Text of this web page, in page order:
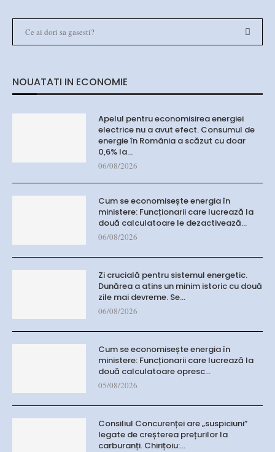
NOUATATI IN ECONOMIE
Apelul pentru economisirea energiei
electrice nu a avut efect. Consumul de
energie în România a scăzut cu doar
0,6% la…
06/08/2026
Cum se economisește energia în
ministere: Funcționarii care lucrează la
două calculatoare le dezactivează…
06/08/2026
Zi crucială pentru sistemul energetic.
Dunărea a atins un minim istoric cu două
zile mai devreme. Se…
06/08/2026
Cum se economisește energia în
ministere: Funcționarii care lucrează la
două calculatoare opresc…
05/08/2026
Consiliul Concurenței are „suspiciuni”
legate de creșterea prețurilor la
carburanți. Chirițoiu:…